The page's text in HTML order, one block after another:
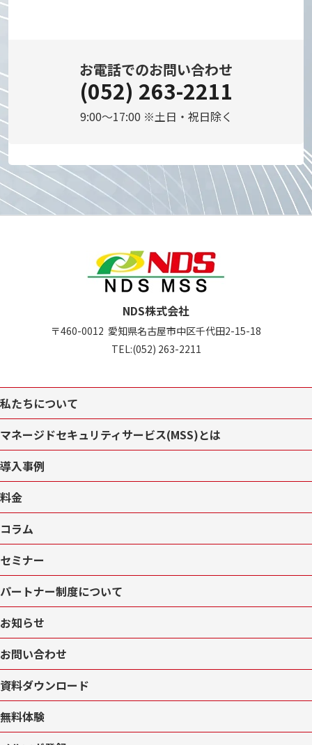
お電話でのお問い合わせ
(052) 263-2211
9:00～17:00 ※土日・祝日除く
NDS株式会社
〒460-0012 愛知県名古屋市中区千代田2-15-18
TEL:(052) 263-2211
私たちについて
マネージドセキュリティサービス(MSS)とは
導入事例
料金
コラム
セミナー
パートナー制度について
お知らせ
お問い合わせ
資料ダウンロード
無料体験